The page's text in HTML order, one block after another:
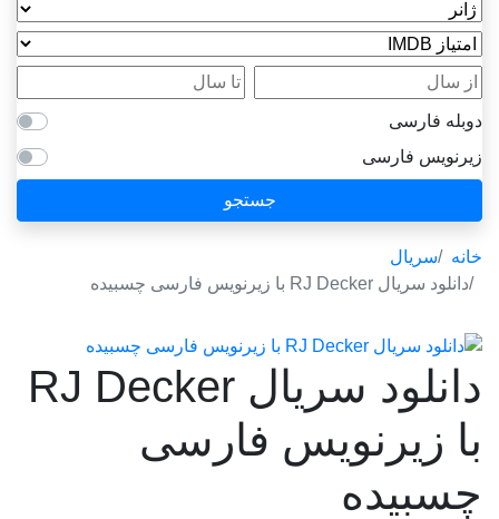
ژانر
امتیاز IMDB
از سال
تا سال
دوبله فارسی
زیرنویس فارسی
جستجو
خانه
سریال
دانلود سریال RJ Decker با زیرنویس فارسی چسبیده
دانلود سریال RJ Decker
با زیرنویس فارسی
چسبیده